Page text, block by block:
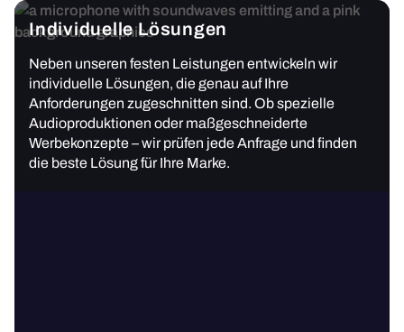
Individuelle Lösungen
Neben unseren festen Leistungen entwickeln wir
individuelle Lösungen, die genau auf Ihre
Anforderungen zugeschnitten sind. Ob spezielle
Audioproduktionen oder maßgeschneiderte
Werbekonzepte – wir prüfen jede Anfrage und finden
die beste Lösung für Ihre Marke.